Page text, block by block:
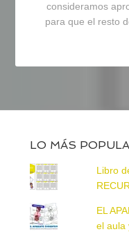
consideramos
para que el resto
LO MÁS
Libro
EL
el aula